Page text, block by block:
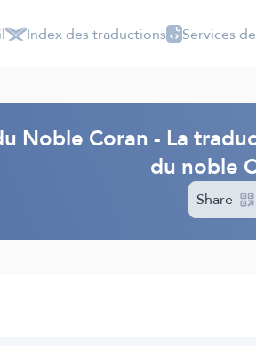
Index des traductions Services
Noble Coran - La
du noble
Share